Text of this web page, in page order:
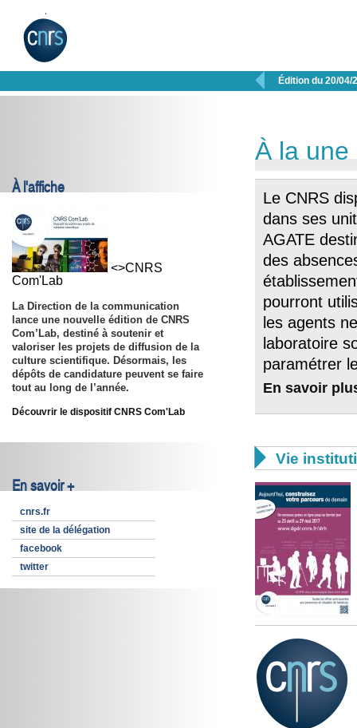
 Édition du 20/04/
À l'affiche
<>CNRS
Com'Lab
La Direction de la communication
lance une nouvelle édition de CNRS
Com’Lab, destiné à soutenir et
valoriser les projets de diffusion de la
culture scientifique. Désormais, les
dépôts de candidature peuvent se faire
tout au long de l’année.
Découvrir le dispositif CNRS Com'Lab
En savoir +
cnrs.fr
site de la délégation
facebook
twitter
À la une
Le CNRS
dans ses
AGATE
des
pourront
les agents
laboratoire
paramétrer
En savoir
 Vie